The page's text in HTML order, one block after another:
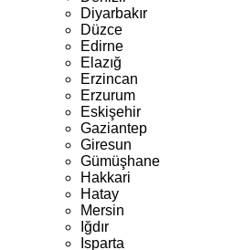
Diyarbakır
Düzce
Edirne
Elazığ
Erzincan
Erzurum
Eskişehir
Gaziantep
Giresun
Gümüşhane
Hakkari
Hatay
Mersin
Iğdır
Isparta